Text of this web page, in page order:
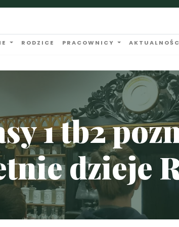
RODZICE PRACOWNICY
1 tb2
dzieje